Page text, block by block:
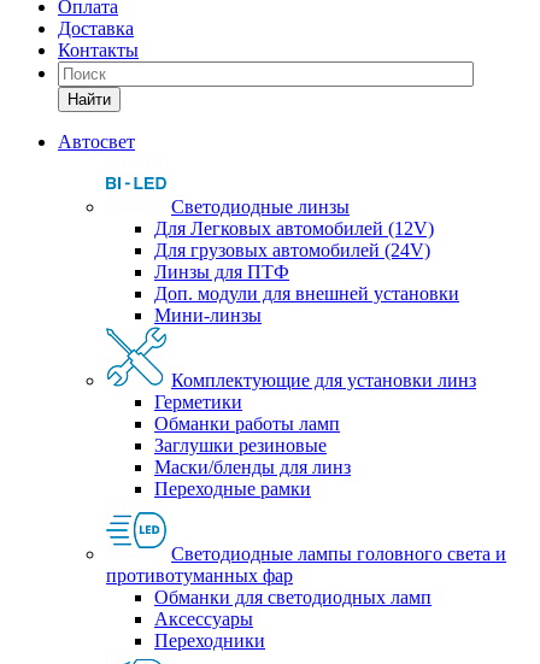
Оплата
Доставка
Контакты
Найти
Автосвет
Светодиодные линзы
Для Легковых автомобилей (12V)
Для грузовых автомобилей (24V)
Линзы для ПТФ
Доп. модули для внешней установки
Мини-линзы
Комплектующие для установки линз
Герметики
Обманки работы ламп
Заглушки резиновые
Маски/бленды для линз
Переходные рамки
Светодиодные лампы головного света и
противотуманных фар
Обманки для светодиодных ламп
Аксессуары
Переходники